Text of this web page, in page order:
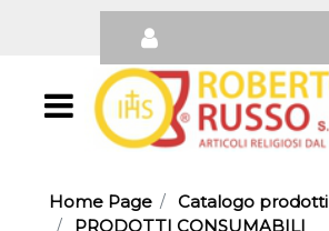
Open
Home Page
Catalogo prodotti
PRODOTTI CONSUMABILI